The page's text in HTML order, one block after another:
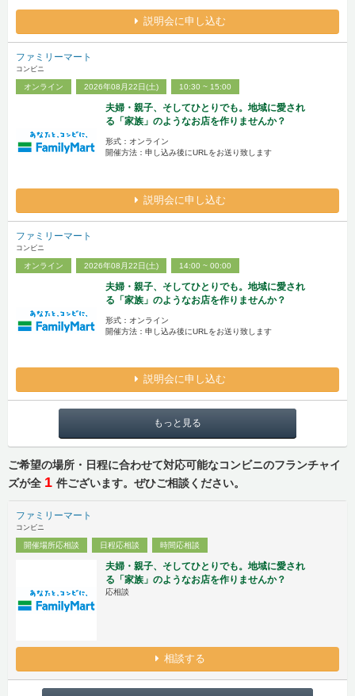
説明会に申し込む
ファミリーマート
コンビニ
オンライン 2026年08月22日(土) 10:30 ~ 15:00
夫婦・親子、そしてひとりでも。地域に愛され
る「家族」のようなお店を作りませんか？
形式：オンライン
開催方法：申し込み後にURLをお送り致します
説明会に申し込む
ファミリーマート
コンビニ
オンライン 2026年08月22日(土) 14:00 ~ 00:00
夫婦・親子、そしてひとりでも。地域に愛され
る「家族」のようなお店を作りませんか？
形式：オンライン
開催方法：申し込み後にURLをお送り致します
説明会に申し込む
もっと見る
ご希望の場所・日程に合わせて対応可能なコンビニのフランチャイ
ズが全 1 件ございます。ぜひご相談ください。
ファミリーマート
コンビニ
開催場所応相談 日程応相談 時間応相談
夫婦・親子、そしてひとりでも。地域に愛され
る「家族」のようなお店を作りませんか？
応相談
相談する